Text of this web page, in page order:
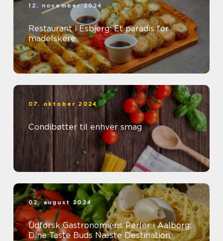
12. november 2024
Restaurant i Esbjerg: Et paradis for
madelskere
07. oktober 2024
Condibøtter til enhver smag
02. august 2024
Udforsk Gastronomiens Perler i Aalborg:
Dine Taste Buds Næste Destination